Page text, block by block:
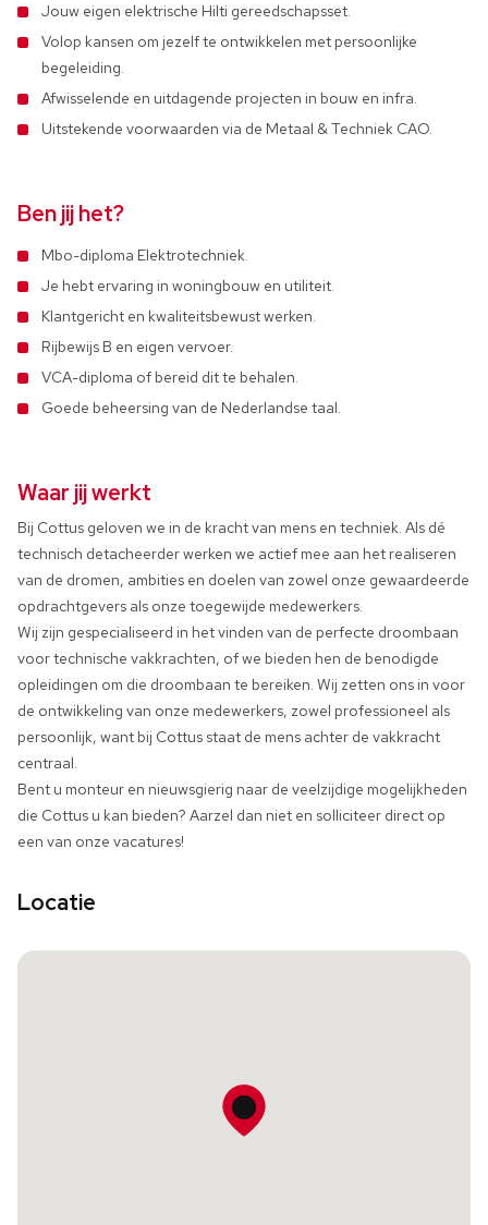
Jouw eigen elektrische Hilti gereedschapsset.
Volop kansen om jezelf te ontwikkelen met persoonlijke
begeleiding.
Afwisselende en uitdagende projecten in bouw en infra.
Uitstekende voorwaarden via de Metaal & Techniek CAO.
Ben jij het?
Mbo-diploma Elektrotechniek.
Je hebt ervaring in woningbouw en utiliteit.
Klantgericht en kwaliteitsbewust werken.
Rijbewijs B en eigen vervoer.
VCA-diploma of bereid dit te behalen.
Goede beheersing van de Nederlandse taal.
Waar jij werkt
Bij Cottus geloven we in de kracht van mens en techniek. Als dé
technisch detacheerder werken we actief mee aan het realiseren
van de dromen, ambities en doelen van zowel onze gewaardeerde
opdrachtgevers als onze toegewijde medewerkers.
Wij zijn gespecialiseerd in het vinden van de perfecte droombaan
voor technische vakkrachten, of we bieden hen de benodigde
opleidingen om die droombaan te bereiken. Wij zetten ons in voor
de ontwikkeling van onze medewerkers, zowel professioneel als
persoonlijk, want bij Cottus staat de mens achter de vakkracht
centraal.
Bent u monteur en nieuwsgierig naar de veelzijdige mogelijkheden
die Cottus u kan bieden? Aarzel dan niet en solliciteer direct op
een van onze vacatures!
Locatie